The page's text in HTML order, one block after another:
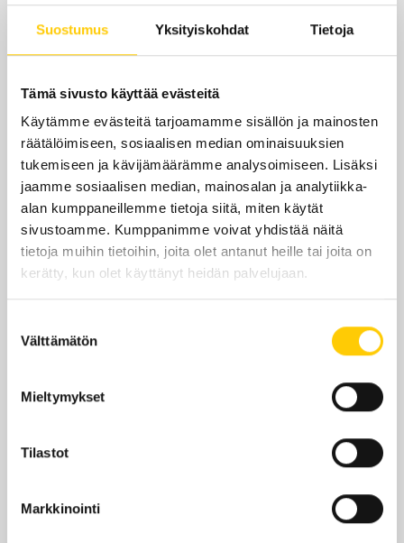
Suostumus Yksityiskohdat Tietoja
Tämä sivusto käyttää evästeitä
Käytämme evästeitä tarjoamamme sisällön ja mainosten
räätälöimiseen, sosiaalisen median ominaisuuksien
tukemiseen ja kävijämäärämme analysoimiseen. Lisäksi
jaamme sosiaalisen median, mainosalan ja analytiikka-
alan kumppaneillemme tietoja siitä, miten käytät
sivustoamme. Kumppanimme voivat yhdistää näitä
tietoja muihin tietoihin, joita olet antanut heille tai joita on
kerätty, kun olet käyttänyt heidän palvelujaan.
valinta
Välttämätön
Mieltymykset
Tilastot
Markkinointi
Ei aukioloaikoja tällä hetkellä saatavilla
Yhteystiedot
35885204177
Sijainti kauppakeskuksessa
KRS 2
KATSO POHJAKARTALLA
Edut ja tarjoukset